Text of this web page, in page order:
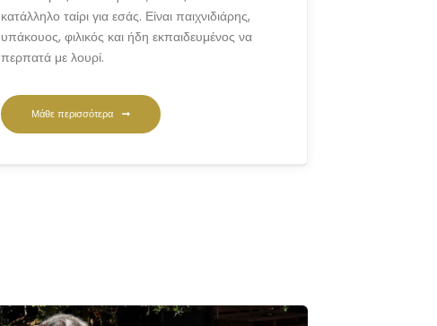
κατάλληλο ταίρι για εσάς. Είναι παιχνιδιάρης,
υπάκουος, φιλικός και ήδη εκπαιδευμένος να
περπατά με λουρί.
Μάθε περισσότερα